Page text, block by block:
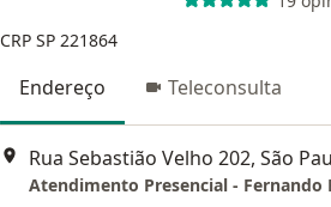
CRP SP 221864
Endereço Teleconsulta
Rua Sebastião Velho 202, São
Atendimento Presencial - Fernando